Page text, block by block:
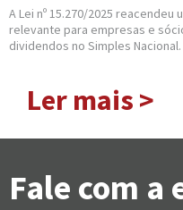
A Lei nº 15.270/2025 reacendeu
relevante para empresas e
dividendos no Simples
Ler mais >
Fale com a